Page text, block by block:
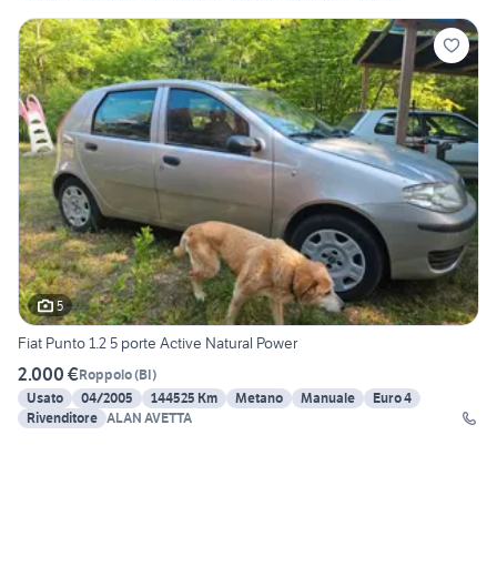
5
Fiat Punto 1.2 5 porte Active Natural Power
2.000 €Roppolo(BI)
Usato
04/2005 144525 Km Metano Manuale
Euro 4
Rivenditore ALAN AVETTA